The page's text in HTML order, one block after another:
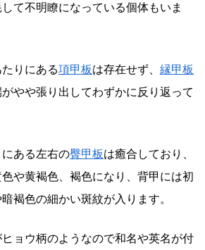
て不明瞭になっている個体もいま
りにある項甲板は存在せず、 縁甲板
やや張り出してわずかに反り返って
ある左右の臀甲板は癒合しており、
や黄褐色、褐色になり、背甲には初
褐色の細かい斑紋が入ります。
ョウ柄のようなので和名や英名が付